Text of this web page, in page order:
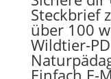
Steckbrief
über 100
Wildtier-
Einfach E-